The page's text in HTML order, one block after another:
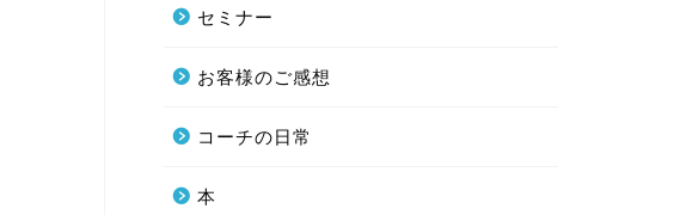
セミナー
お客様のご感想
コーチの日常
本